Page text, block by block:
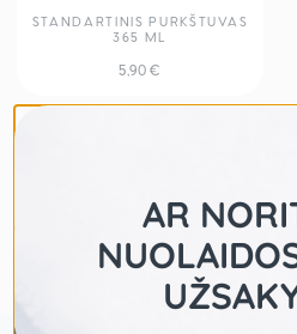
STANDARTINIS PURKŠTUVAS
365 ML
5,90€
AR